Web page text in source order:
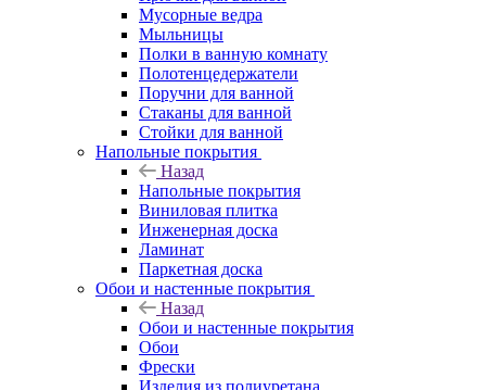
Мусорные ведра
Мыльницы
Полки в ванную комнату
Полотенцедержатели
Поручни для ванной
Стаканы для ванной
Стойки для ванной
Напольные покрытия
Назад
Напольные покрытия
Виниловая плитка
Инженерная доска
Ламинат
Паркетная доска
Обои и настенные покрытия
Назад
Обои и настенные покрытия
Обои
Фрески
Изделия из полиуретана